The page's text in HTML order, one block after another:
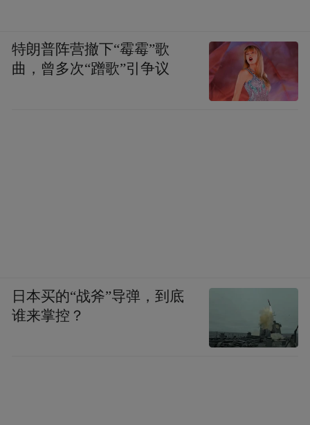
特朗普阵营撤下“霉霉”歌
曲，曾多次“蹭歌”引争议
日本买的“战斧”导弹，到底
谁来掌控？